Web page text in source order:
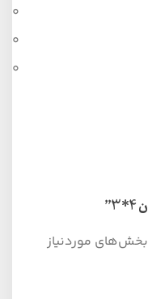
0
0
0
بخش‌های موردنیاز